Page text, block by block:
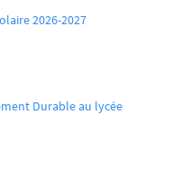
2026-2027
Durable au lycée